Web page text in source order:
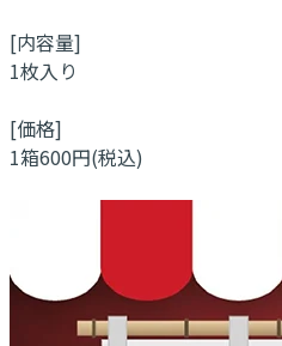
[内容量]
1枚入り
[価格]
1箱600円(税込)